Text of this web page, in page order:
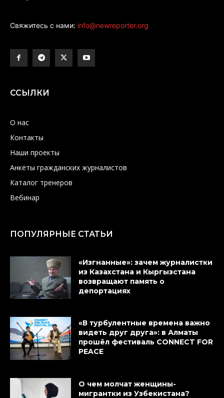
Свяжитесь с нами: info@newreporter.org
ССЫЛКИ
О нас
Контакты
Наши проекты
Анкеты гражданских журналистов
Каталог тренеров
Вебинар
ПОПУЛЯРНЫЕ СТАТЬИ
«Изгнанные»: зачем журналистки
из Казахстана и Кыргызстана
возвращают память о
депортациях
«В турбулентные времена важно
видеть друг друга»: в Алматы
прошёл фестиваль CONNECT FOR
PEACE
О чем молчат женщины-
мигрантки из Узбекистана?